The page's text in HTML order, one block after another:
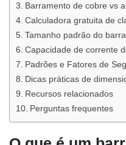
Barramento de cobre vs
Calculadora gratuita de
Tamanho padrão do
Capacidade de corrente
Padrões e Fatores de
Dicas práticas de
Recursos relacionados
Perguntas frequentes